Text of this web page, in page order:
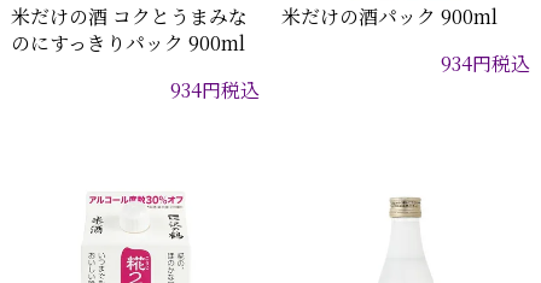
米だけの酒 コクとうまみな
のにすっきりパック 900ml
934円税込
米だけの酒パック 900ml
934円税込